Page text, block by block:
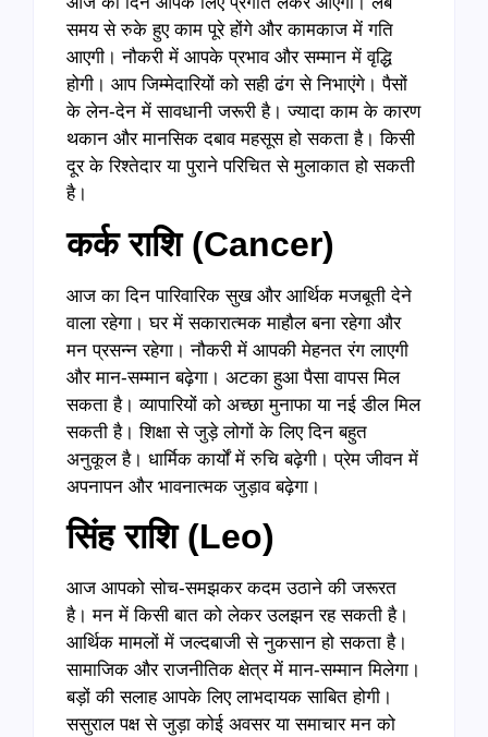
समय से रुके हुए काम पूरे होंगे और कामकाज में गति
आएगी। नौकरी में आपके प्रभाव और सम्मान में वृद्धि
होगी। आप जिम्मेदारियों को सही ढंग से निभाएंगे। पैसों
के लेन-देन में सावधानी जरूरी है। ज्यादा काम के कारण
थकान और मानसिक दबाव महसूस हो सकता है। किसी
दूर के रिश्तेदार या पुराने परिचित से मुलाकात हो सकती
है।
कर्क राशि (Cancer)
आज का दिन पारिवारिक सुख और आर्थिक मजबूती देने
वाला रहेगा। घर में सकारात्मक माहौल बना रहेगा और
मन प्रसन्न रहेगा। नौकरी में आपकी मेहनत रंग लाएगी
और मान-सम्मान बढ़ेगा। अटका हुआ पैसा वापस मिल
सकता है। व्यापारियों को अच्छा मुनाफा या नई डील मिल
सकती है। शिक्षा से जुड़े लोगों के लिए दिन बहुत
अनुकूल है। धार्मिक कार्यों में रुचि बढ़ेगी। प्रेम जीवन में
अपनापन और भावनात्मक जुड़ाव बढ़ेगा।
सिंह राशि (Leo)
आज आपको सोच-समझकर कदम उठाने की जरूरत
है। मन में किसी बात को लेकर उलझन रह सकती है।
आर्थिक मामलों में जल्दबाजी से नुकसान हो सकता है।
सामाजिक और राजनीतिक क्षेत्र में मान-सम्मान मिलेगा।
बड़ों की सलाह आपके लिए लाभदायक साबित होगी।
ससुराल पक्ष से जुड़ा कोई अवसर या समाचार मन को